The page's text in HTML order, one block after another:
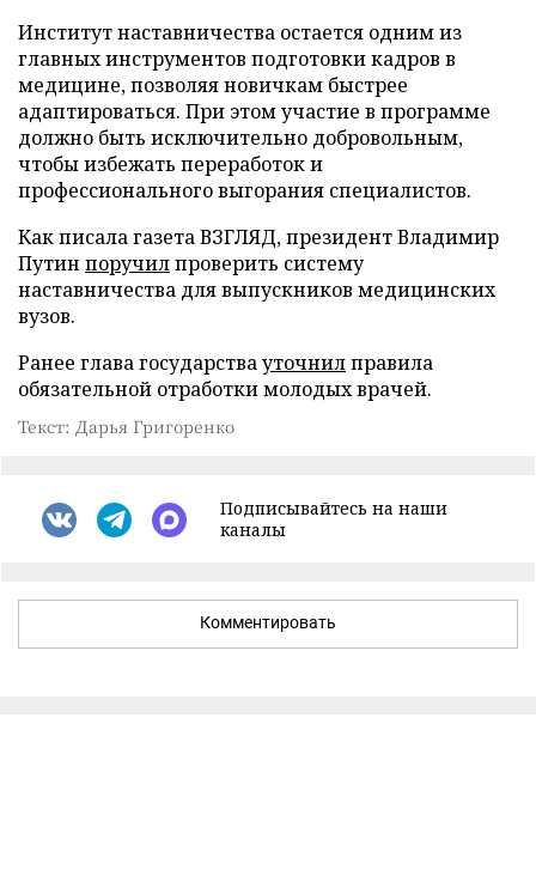
Институт наставничества остается одним из
главных инструментов подготовки кадров в
медицине, позволяя новичкам быстрее
адаптироваться. При этом участие в программе
должно быть исключительно добровольным,
чтобы избежать переработок и
профессионального выгорания специалистов.
Как писала газета ВЗГЛЯД, президент Владимир
Путин поручилпроверить систему
наставничества для выпускников медицинских
вузов.
Ранее глава государствауточнилправила
обязательной отработки молодых врачей.
Текст: Дарья Григоренко
Подписывайтесь на наши
каналы
Комментировать